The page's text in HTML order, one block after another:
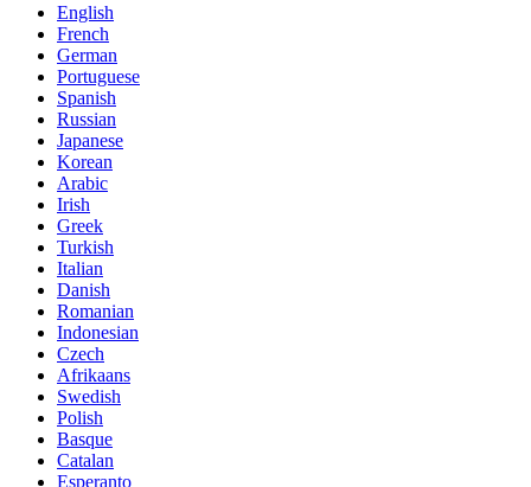
English
French
German
Portuguese
Spanish
Russian
Japanese
Korean
Arabic
Irish
Greek
Turkish
Italian
Danish
Romanian
Indonesian
Czech
Afrikaans
Swedish
Polish
Basque
Catalan
Esperanto